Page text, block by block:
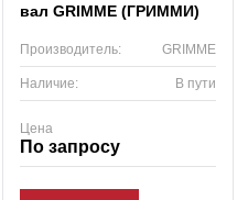
вал GRIMME (ГРИММИ)
Производитель: GRIMME
Наличие: В пути
Цена
По запросу